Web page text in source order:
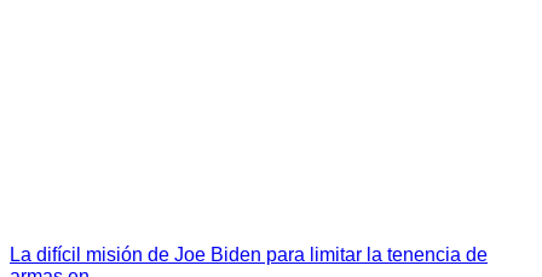
La difícil misión de Joe Biden para limitar la tenencia de